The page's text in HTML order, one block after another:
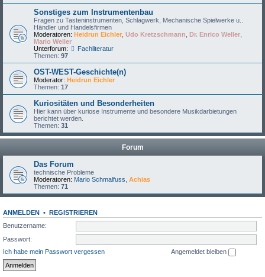
Sonstiges zum Instrumentenbau
Fragen zu Tasteninstrumenten, Schlagwerk, Mechanische Spielwerke u..
Händler und Handelsfirmen
Moderatoren: Heidrun Eichler Udo Kretzschmann Dr. Enrico Weller
Mario Weller
Unterforum:
Fachliteratur
Themen: 97
OST-WEST-Geschichte(n)
Moderator: Heidrun Eichler
Themen: 17
Kuriositäten und Besonderheiten
Hier kann über kuriose Instrumente und besondere Musikdarbietungen
berichtet werden.
Themen: 31
Forum
Das Forum
technische Probleme
Moderatoren: Mario Schmalfuss Achias
Themen: 71
ANMELDEN • REGISTRIEREN
Benutzername:
Passwort:
Ich habe mein Passwort vergessen
Angemeldet bleiben